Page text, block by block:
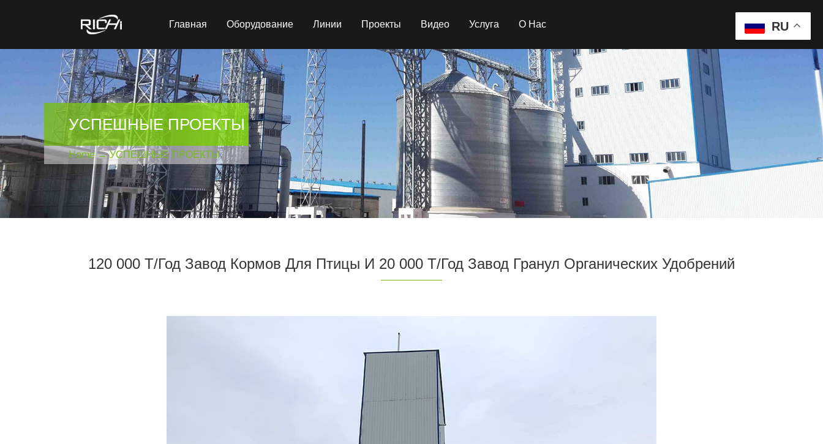
Главная Оборудование Линии Проекты Видео Услуга О Нас
УСПЕШНЫЕ ПРОЕКТЫ
Home→УСПЕШНЫЕ ПРОЕКТЫ
120 000 Т/год Завод Кормов Для Птицы И 20 000 Т/год Завод Гранул Органических Удобрений
RU